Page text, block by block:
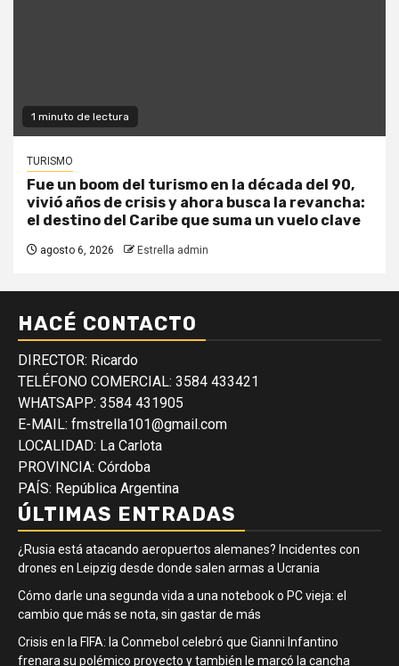
1 minuto de lectura
TURISMO
Fue un boom del turismo en la década del 90,
vivió años de crisis y ahora busca la revancha:
el destino del Caribe que suma un vuelo clave
agosto 6, 2026 Estrella admin
HACÉ CONTACTO
DIRECTOR: Ricardo
TELÉFONO COMERCIAL: 3584 433421
WHATSAPP: 3584 431905
E-MAIL: fmstrella101@gmail.com
LOCALIDAD: La Carlota
PROVINCIA: Córdoba
PAÍS: República Argentina
ÚLTIMAS ENTRADAS
¿Rusia está atacando aeropuertos alemanes? Incidentes con
drones en Leipzig desde donde salen armas a Ucrania
Cómo darle una segunda vida a una notebook o PC vieja: el
cambio que más se nota, sin gastar de más
Crisis en la FIFA: la Conmebol celebró que Gianni Infantino
frenara su polémico proyecto y también le marcó la cancha